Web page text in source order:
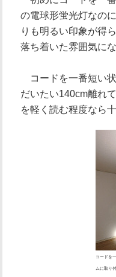
の電球形蛍光灯なの
りも明るい印象が得
落ち着いた雰囲気にな
コードを一番短い
だいたい140cm離れ
を軽く読む程度なら
コードを
ムに取り